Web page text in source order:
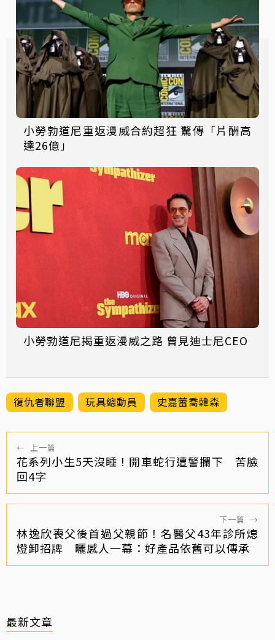
小勞勃道尼重返漫威合約超狂 驚傳「片酬高
達26億」
小勞勃道尼揭重返漫威之路 曾見迪士尼CEO
復仇者聯盟 玩具總動員 史嘉蕾喬韓森
← 上一篇
花系列小生5天沒睡！開車蛇行遭警攔下 苦臉
回4字
下一篇 →
林逸欣喪父後首過父親節！名醫父43年診所熄
燈卸招牌 曬感人一幕：好產品依舊可以傳承
最新文章